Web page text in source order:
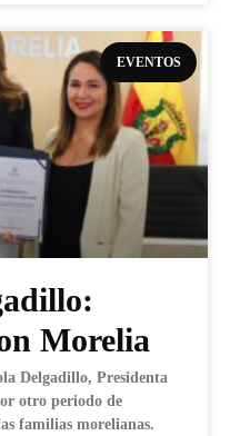
EVENTOS
Morelia
Delgadillo, Presidenta
otro periodo de
familias morelianas.